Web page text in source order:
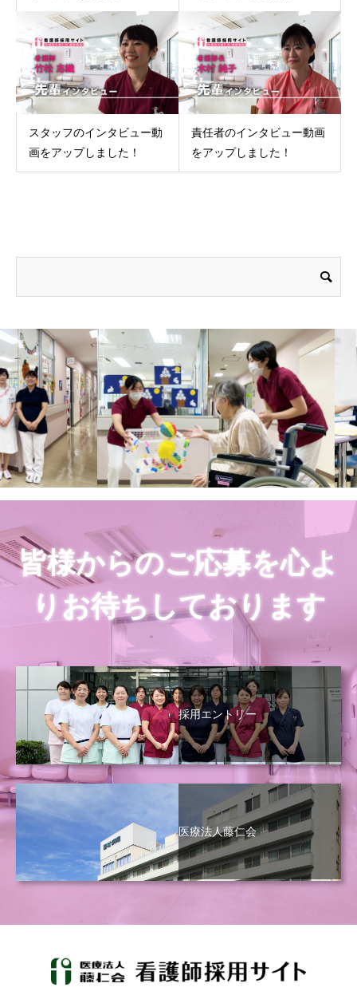
スタッフのインタビュー動
画をアップしました！
責任者のインタビュー動画
をアップしました！
皆様からのご応募を心よ
りお待ちしております
採用エントリー
医療法人藤仁会